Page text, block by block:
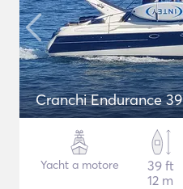
Cranchi Endurance 39
Yacht a motore
39 ft
12 m